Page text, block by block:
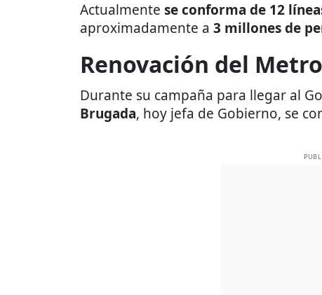
Actualmente se conforma de 12
aproximadamente a 3 millones de
Renovación del Metro
Durante su campaña para llegar al
Brugada, hoy jefa de Gobierno, se